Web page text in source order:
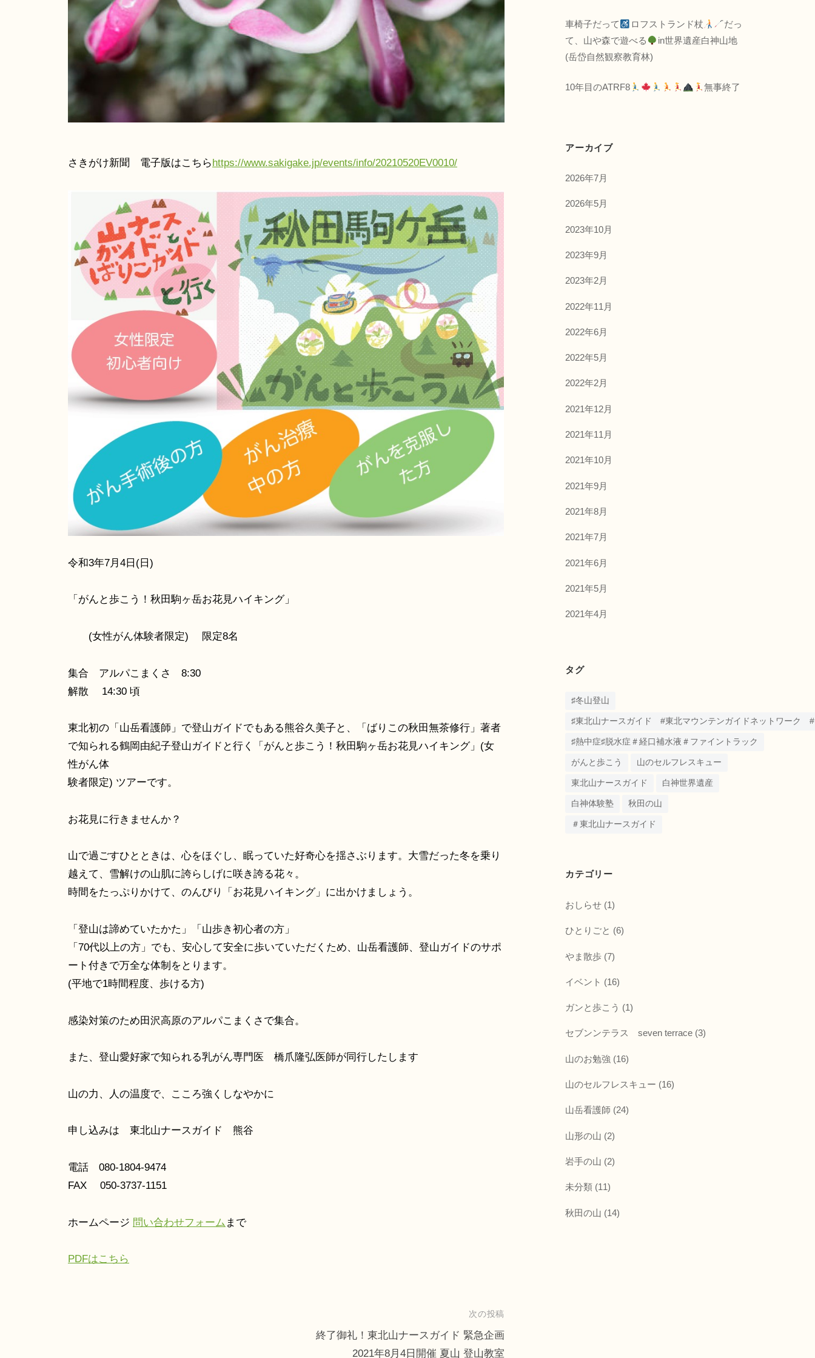
海
さきがけ新聞 電子版はこちらhttps://www.sakigake.jp/events/info/20210520EV0010/
令和3年7月4日(日)
「がんと歩こう！秋田駒ヶ岳お花見ハイキング」
(女性がん体験者限定) 限定8名
集合 アルパこまくさ 8:30
解散 14:30 頃
東北初の「山岳看護師」で登山ガイドでもある熊谷久美子と、「ばりこの秋田無茶修行」著者
で知られる鶴岡由紀子登山ガイドと行く「がんと歩こう！秋田駒ヶ岳お花見ハイキング」(女
性がん体
験者限定) ツアーです。
お花見に行きませんか？
山で過ごすひとときは、心をほぐし、眠っていた好奇心を揺さぶります。大雪だった冬を乗り
越えて、雪解けの山肌に誇らしげに咲き誇る花々。
時間をたっぷりかけて、のんびり「お花見ハイキング」に出かけましょう。
「登山は諦めていたかた」「山歩き初心者の方」
「70代以上の方」でも、安心して安全に歩いていただくため、山岳看護師、登山ガイドのサポ
ート付きで万全な体制をとります。
(平地で1時間程度、歩ける方)
感染対策のため田沢高原のアルパこまくさで集合。
また、登山愛好家で知られる乳がん専門医 橋爪隆弘医師が同行したします
山の力、人の温度で、こころ強くしなやかに
申し込みは 東北山ナースガイド 熊谷
電話 080-1804-9474
FAX 050-3737-1151
ホームページ 問い合わせフォーム まで
PDFはこちら
次の投稿
終了御礼！東北山ナースガイド 緊急企画
2021年8月4日開催 夏山 登山教室
車椅子だって ロフストランド杖
だっ
て、山や森で遊べる
in世界遺産白神山地
(岳岱自然観察教育林)
10年目のATRF8 無事終了
アーカイブ
2026年7月
2026年5月
2023年10月
2023年9月
2023年2月
2022年11月
2022年6月
2022年5月
2022年2月
2021年12月
2021年11月
2021年10月
2021年9月
2021年8月
2021年7月
2021年6月
2021年5月
2021年4月
タグ
♯冬山登山
♯東北山ナースガイド #東北マウンテンガイドネットワーク
♯熱中症♯脱水症＃経口補水液＃ファイントラック
がんと歩こう 山のセルフレスキュー
東北山ナースガイド 白神世界遺産
白神体験塾 秋田の山
＃東北山ナースガイド
カテゴリー
おしらせ (1)
ひとりごと (6)
やま散歩 (7)
イベント (16)
ガンと歩こう (1)
セブンンテラス seven terrace (3)
山のお勉強 (16)
山のセルフレスキュー (16)
山岳看護師 (24)
山形の山 (2)
岩手の山 (2)
未分類 (11)
秋田の山 (14)